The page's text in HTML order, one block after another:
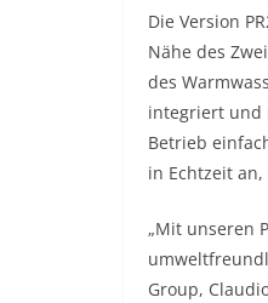
Die Version
Nähe des
des
integriert und
Betrieb
in Echtzeit
„Mit unseren
Group,